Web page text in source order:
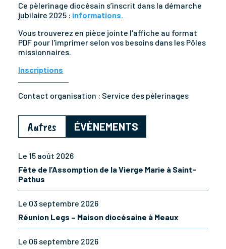
Ce pèlerinage diocésain s’inscrit dans la démarche
jubilaire 2025 : informations.
Vous trouverez en pièce jointe l'affiche au format
PDF pour l'imprimer selon vos besoins dans les Pôles
missionnaires.
Inscriptions
Contact organisation : Service des pèlerinages
Autres ÉVÈNEMENTS
Le 15 août 2026
Fête de l’Assomption de la Vierge Marie à Saint-
Pathus
Le 03 septembre 2026
Réunion Legs – Maison diocésaine à Meaux
Le 06 septembre 2026